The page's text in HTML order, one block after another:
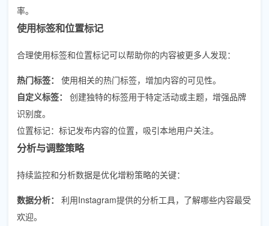
率。
使用标签和位置标记
合理使用标签和位置标记可以帮助你的内容被更多人发现：
热门标签：
使用相关的热门标签，增加内容的可见性。
自定义标签：
创建独特的标签用于特定活动或主题，增强品牌
识别度。
位置标记：标记发布内容的位置，吸引本地用户关注。
分析与调整策略
持续监控和分析数据是优化增粉策略的关键：
数据分析：
利用Instagram提供的分析工具，了解哪些内容最受
欢迎。